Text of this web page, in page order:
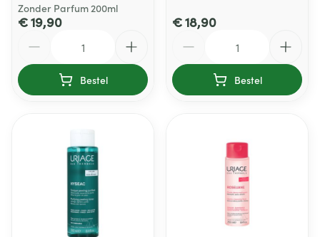
Zonder Parfum 200ml
€ 19,90
Bestel
€ 18,90
Bestel